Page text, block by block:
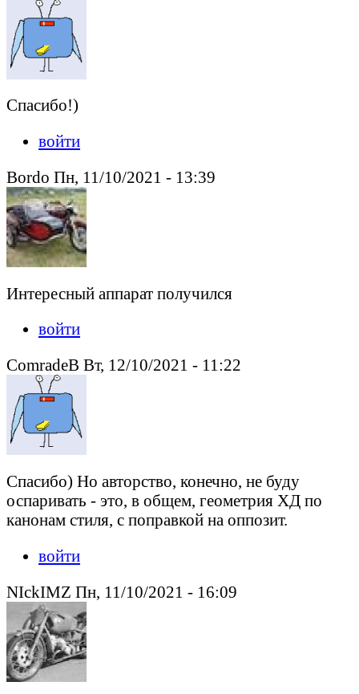
Спасибо!)
войти
Bordo Пн, 11/10/2021 - 13:39
Интересный аппарат получился
войти
ComradeB Вт, 12/10/2021 - 11:22
Спасибо) Но авторство, конечно, не буду
оспаривать - это, в общем, геометрия ХД по
канонам стиля, с поправкой на оппозит.
войти
NIckIMZ Пн, 11/10/2021 - 16:09